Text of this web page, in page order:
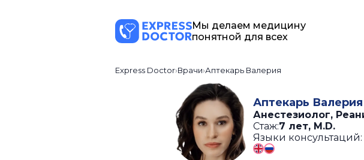
Мы делаем медицину
понятной для всех
Express Doctor Врачи Аптекарь Валерия
Аптекарь Валерия
Анестезиолог,
Стаж:7 лет, M.D.
Языки консультаций: